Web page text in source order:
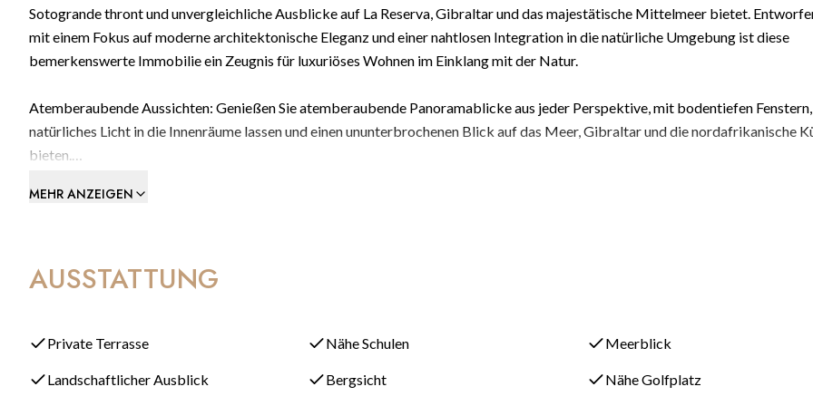
Sotogrande thront und unvergleichliche Ausblicke auf La Reserva, Gibraltar und das majestätische Mittelmeer bietet.
mit einem Fokus auf moderne architektonische Eleganz und einer nahtlosen Integration in die natürliche Umgebung ist diese
bemerkenswerte Immobilie ein Zeugnis für luxuriöses Wohnen im Einklang mit der Natur.
Atemberaubende Aussichten: Genießen Sie atemberaubende Panoramablicke aus jeder Perspektive, mit bodentiefen
natürliches Licht in die Innenräume lassen und einen ununterbrochenen Blick auf das Meer, Gibraltar und die nordafrikanische
bieten.
Durchdachtes Design: Die Villa Retiro ist auf drei Etagen sorgfältig gestaltet und respektiert die natürlichen Konturen der
unterhalten oder einfach in der Sonne entspannen, die Villa Retiro bietet die perfekte Kulisse für jeden Anlass.
Luxuriöse Annehmlichkeiten: Vom offenen Wohnbereich und der großzügigen Küche bis zu den privaten Ensuite-Schlafzimmern
MEHR ANZEIGEN
AUSSTATTUNG
Private Terrasse Nähe Schulen Meerblick
Landschaftlicher Ausblick Bergsicht Nähe Golfplatz